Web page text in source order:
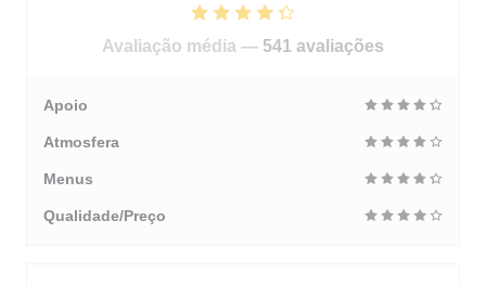
Avaliação média — 541 avaliações
Apoio
Atmosfera
Menus
Qualidade/Preço